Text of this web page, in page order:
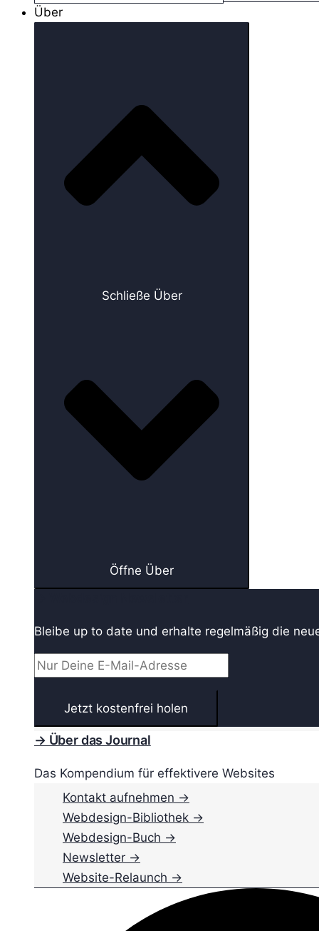
Über
Schließe Über
Öffne Über
Bleibe up to date und erhalte regelmäßig die
→ Über das Journal
Das Kompendium für effektivere Websites
Kontakt aufnehmen →
Webdesign-Bibliothek →
Webdesign-Buch →
Newsletter →
Website-Relaunch →